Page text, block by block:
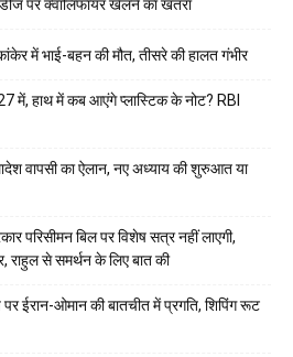
पर क्वालिफायर खेलने का खतरा
में भाई-बहन की मौत, तीसरे की हालत गंभीर
में, हाथ में कब आएंगे प्लास्टिक के नोट? RBI
वापसी का ऐलान, नए अध्याय की शुरुआत या
परिसीमन बिल पर विशेष सत्र नहीं लाएगी,
राहुल से समर्थन के लिए बात की
ईरान-ओमान की बातचीत में प्रगति, शिपिंग रूट